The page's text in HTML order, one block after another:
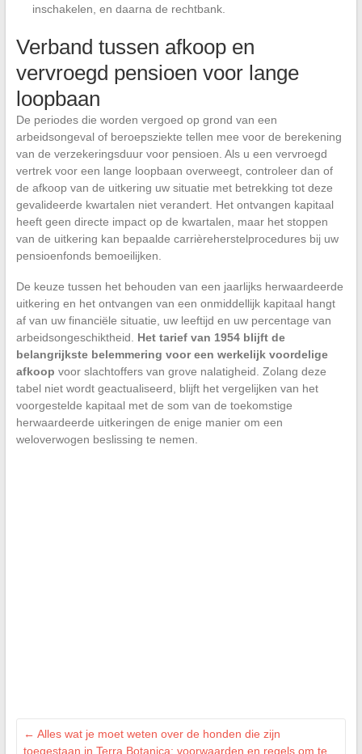
inschakelen, en daarna de rechtbank.
Verband tussen afkoop en
vervroegd pensioen voor lange
loopbaan
De periodes die worden vergoed op grond van een
arbeidsongeval of beroepsziekte tellen mee voor de berekening
van de verzekeringsduur voor pensioen. Als u een vervroegd
vertrek voor een lange loopbaan overweegt, controleer dan of
de afkoop van de uitkering uw situatie met betrekking tot deze
gevalideerde kwartalen niet verandert. Het ontvangen kapitaal
heeft geen directe impact op de kwartalen, maar het stoppen
van de uitkering kan bepaalde carrièreherstelprocedures bij uw
pensioenfonds bemoeilijken.
De keuze tussen het behouden van een jaarlijks herwaardeerde
uitkering en het ontvangen van een onmiddellijk kapitaal hangt
af van uw financiële situatie, uw leeftijd en uw percentage van
arbeidsongeschiktheid. Het tarief van 1954 blijft de
belangrijkste belemmering voor een werkelijk voordelige
afkoop voor slachtoffers van grove nalatigheid. Zolang deze
tabel niet wordt geactualiseerd, blijft het vergelijken van het
voorgestelde kapitaal met de som van de toekomstige
herwaardeerde uitkeringen de enige manier om een
weloverwogen beslissing te nemen.
← Alles wat je moet weten over de honden die zijn
toegestaan in Terra Botanica: voorwaarden en regels om te